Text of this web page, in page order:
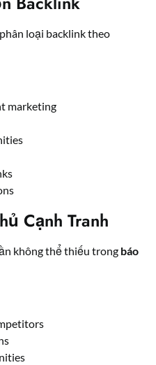
loại backlink theo
marketing
Cạnh Tranh
không thể thiếu trong báo